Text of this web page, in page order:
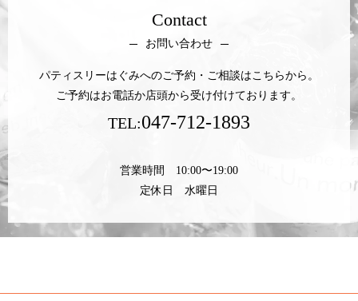
Contact
お問い合わせ
パティスリーはぐみへのご予約・ご相談はこちらから。
ご予約はお電話か店頭から受け付けております。
TEL:047-712-1893
営業時間 10:00〜19:00
定休日 水曜日